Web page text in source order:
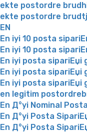
ekte postordre
ekte postordre
EN
En iyi 10 posta
En iyi 10 posta
En iyi posta sipariЕџi
En iyi posta sipariЕџi
En iyi posta sipariЕџi
en legitim
En Д°yi Nominal
En Д°yi Posta
En Д°yi Posta